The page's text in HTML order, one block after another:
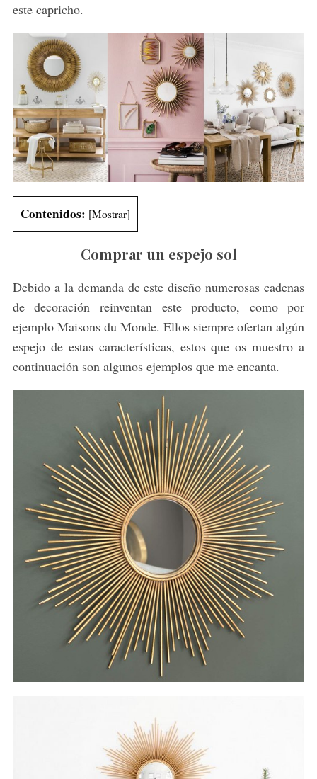
este capricho.
Contenidos: [Mostrar]
Comprar un espejo sol
Debido a la demanda de este diseño numerosas cadenas
de decoración reinventan este producto, como por
ejemplo Maisons du Monde. Ellos siempre ofertan algún
espejo de estas características, estos que os muestro a
continuación son algunos ejemplos que me encanta.